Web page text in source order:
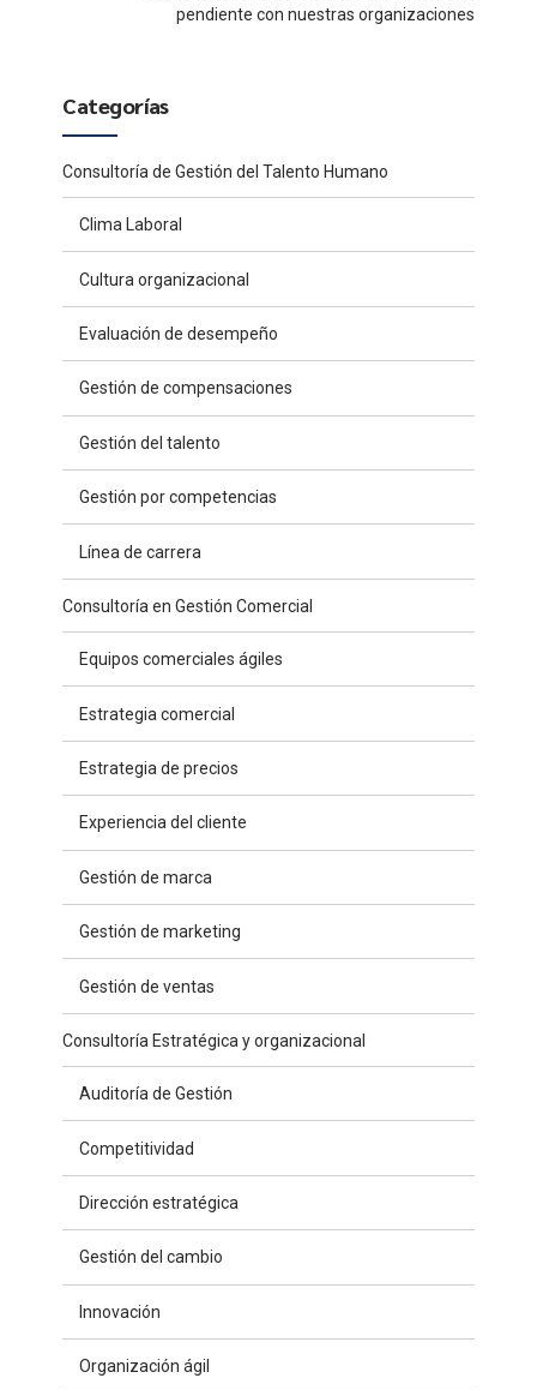
pendiente con nuestras organizaciones
Categorías
Consultoría de Gestión del Talento Humano
Clima Laboral
Cultura organizacional
Evaluación de desempeño
Gestión de compensaciones
Gestión del talento
Gestión por competencias
Línea de carrera
Consultoría en Gestión Comercial
Equipos comerciales ágiles
Estrategia comercial
Estrategia de precios
Experiencia del cliente
Gestión de marca
Gestión de marketing
Gestión de ventas
Consultoría Estratégica y organizacional
Auditoría de Gestión
Competitividad
Dirección estratégica
Gestión del cambio
Innovación
Organización ágil